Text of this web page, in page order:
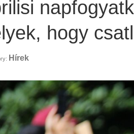
hogy
Hírek